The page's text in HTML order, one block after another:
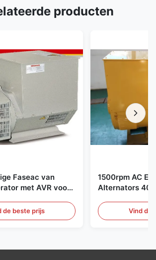
producten
Faseac van
met AVR voor
de beste prijs
1500rpm AC
Alternators
Vind de